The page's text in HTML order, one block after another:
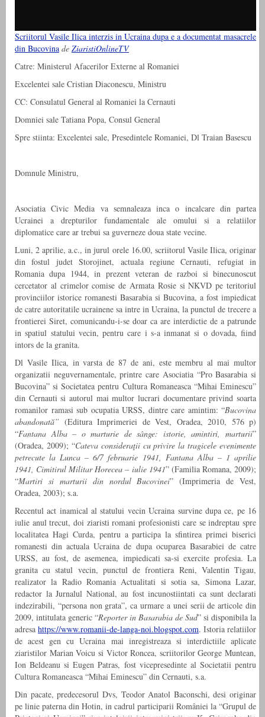
Scriitorul Vasile Ilica interzis in Ucraina dupa e a documentat masacrele
din Bucovina de ZiaristiOnlineTV
Catre: Ministerul Afacerilor Externe al Romaniei
Excelentei sale Cristian Diaconescu, Ministru
CC: Consulatul General al Romaniei la Cernauti
Domniei sale Tatiana Popa, Consul General
Spre stiinta: Excelentei sale, Presedintele Romaniei, Dl Traian Basescu
Domnule Ministru,
Asociatia Civic Media va semnaleaza inca o incalcare din partea
Ucrainei a drepturilor fundamentale ale omului si a relatiilor
diplomatice care ar trebui sa guverneze doua state vecine.
Luni, 2 aprilie, a.c., in jurul orele 16.00, scriitorul Vasile Ilica, originar
din fostul judet Storojinet, actuala regiune Cernauti, refugiat in
Romania dupa 1944, in prezent veteran de razboi si binecunoscut
cercetator al crimelor comise de Armata Rosie si NKVD pe teritoriul
provinciilor istorice romanesti Basarabia si Bucovina, a fost impiedicat
de catre autoritatile ucrainene sa intre in Ucraina, la punctul de trecere a
frontierei Siret, comunicandu-i-se doar ca are interdictie de a patrunde
in spatiul statului vecin, pentru care i s-a inmanat si o dovada, fiind
intors de la granita.
Dl Vasile Ilica, in varsta de 87 de ani, este membru al mai multor
organizatii neguvernamentale, printre care Asociatia “Pro Basarabia si
Bucovina” si Societatea pentru Cultura Romaneasca “Mihai Eminescu”
din Cernauti si autorul mai multor lucrari documentare privind soarta
romanilor ramasi sub ocupatia URSS, dintre care amintim: “Bucovina
abandonată” (Editura Imprimeriei de Vest, Oradea, 2010, 576 p)
“Fantana Alba – o marturie de sânge: istorie, amintiri, marturii”
(Oradea, 2009); “Cateva consideraţii cu privire la tragicele evenimente
petrecute la Lunca – 6/7 februarie 1941, Fantana Alba – 1 aprilie
1941, Cimitirul Militar Horecea – iulie 1941” (Familia Romana, 2009);
“Martiri si marturii din nordul Bucovinei” (Imprimeria de Vest,
Oradea, 2003); s.a.
Recentul act inamical al statului vecin Ucraina survine dupa ce, pe 16
iulie anul trecut, doi ziaristi romani profesionisti care se indreptau spre
localitatea Hagi Curda, pentru a participa la sfintirea primei biserici
romanesti din actuala Ucraina de dupa ocuparea Basarabiei de catre
URSS, au fost, de asemenea, impiedicati sa-si exercite profesia. La
granita cu statul vecin, punctul de frontiera Reni, Valentin Tigau,
realizator la Radio Romania Actualitati si sotia sa, Simona Lazar,
redactor la Jurnalul National, au fost incunostiintati ca sunt declarati
indezirabili, “persona non grata”, ca urmare a unei serii de articole din
2009, intitulata generic “Reporter in Basarabia de Sud” si disponibila la
adresa https://www.romanii-de-langa-noi.blogspot.com. Istoria relatiilor
de acest gen cu Ucraina mai inregistreaza si interdictiile aplicate
ziaristilor Marian Voicu si Victor Roncea, scriitorilor George Muntean,
Ion Beldeanu si Eugen Patras, fost vicepresedinte al Societatii pentru
Cultura Romaneasca “Mihai Eminescu” din Cernauti, s.a.
Din pacate, predecesorul Dvs, Teodor Anatol Baconschi, desi originar
pe linie paterna din Hotin, in cadrul participarii României la “Grupul de